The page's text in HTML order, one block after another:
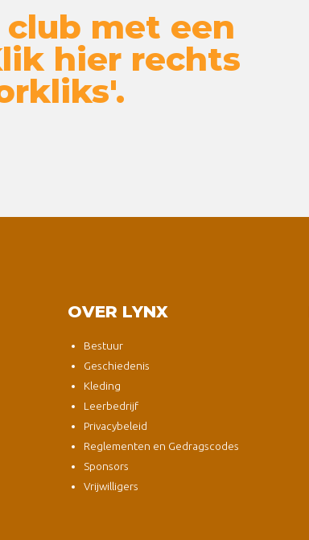
club met een
hier rechts
OVER LYNX
Bestuur
Geschiedenis
Kleding
Leerbedrijf
Privacybeleid
Reglementen en Gedragscodes
Sponsors
Vrijwilligers